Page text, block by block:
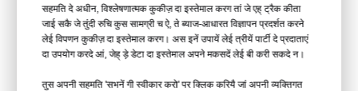
सहमति दे अधीन, विश्लेषणात्मक कुकीज़ दा इस्तेमाल करग तां जे एह् ट्रैक कीता
जाई सकै जे तुंदी रुचि कुस सामग्री च ऐ, ते ब्याज-आधारत विज्ञापन प्रदर्शत करने
लेई विपणन कुकीज़ दा इस्तेमाल करग। अस इनें उपायें लेई त्रीयें पार्टी दे प्रदाताएं
दा उपयोग करदे आं, जेह् ड़े डेटा दा इस्तेमाल अपने मकसदें लेई बी करी सकदे न।
तुस अपनी सहमति 'सभनें गी स्वीकार करो' पर क्लिक करियै जां अपनी व्यक्तिगत